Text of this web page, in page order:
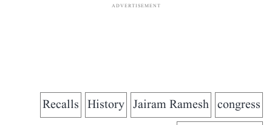
ADVERTISEMENT
congress
Jairam Ramesh
History
Recalls